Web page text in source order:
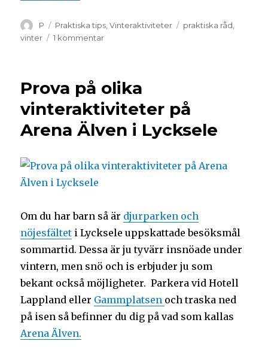
P Praktiska tips ,Vinteraktiviteter praktiska råd
vinter
1 kommentar
Prova på olika
vinteraktiviteter på
Arena Älven i Lycksele
Om du har barn så är djurparken och
nöjesfältet i Lycksele uppskattade besöksmål
sommartid. Dessa är ju tyvärr insnöade under
vintern, men snö och is erbjuder ju som
bekant också möjligheter. Parkera vid Hotell
Lappland eller Gammplatsen och traska ned
på isen så befinner du dig på vad som kallas
Arena Älven.